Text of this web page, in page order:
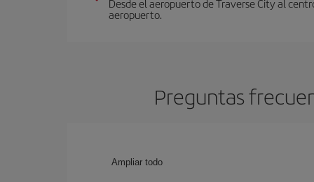
Desde el aeropuerto de Traverse City al
aeropuerto.
Preguntas
Ampliar todo